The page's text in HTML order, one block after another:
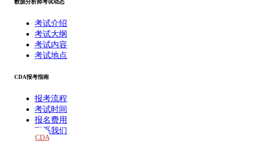
数据分析师考试动态
考试介绍
考试大纲
考试内容
考试地点
CDA报考指南
报考流程
考试时间
报名费用
联系我们
CDA